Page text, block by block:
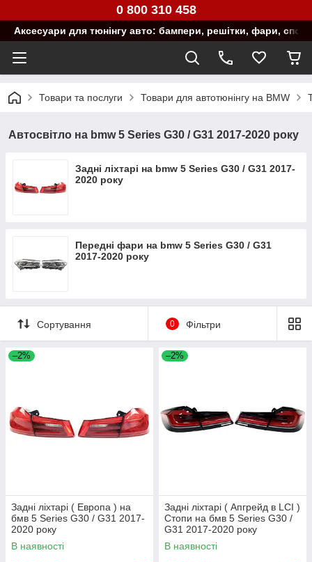
0 800 310 458
Аксесуари для тюнінгу авто: бампери, решітки, фари,
Товари та послуги Товари для автотюнінгу на BMW
Автосвітло на bmw 5 Series G30 / G31 2017-2020 року
Задні ліхтарі на bmw 5 Series G30 / G31 2017-
2020 року
Передні фари на bmw 5 Series G30 / G31
2017-2020 року
Сортування 0 Фільтри
–2%
Задні ліхтарі ( Европа ) на
бмв 5 Series G30 / G31 2017-
2020 року
В наявності
–2%
Задні ліхтарі ( Апгрейд в LCI )
Стопи на бмв 5 Series G30 /
G31 2017-2020 року
В наявності